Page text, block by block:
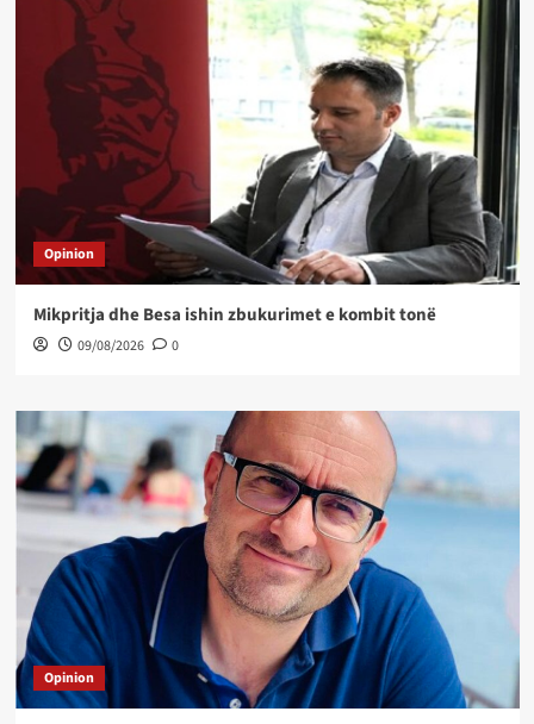
Opinion
Mikpritja dhe Besa ishin zbukurimet e kombit tonë
09/08/2026 0
Opinion